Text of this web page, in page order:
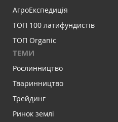
АгроЕкспедиція
ТОП 100 латифундистів
ТОП Organic
ТЕМИ
Рослинництво
Тваринництво
Трейдинг
Ринок землі